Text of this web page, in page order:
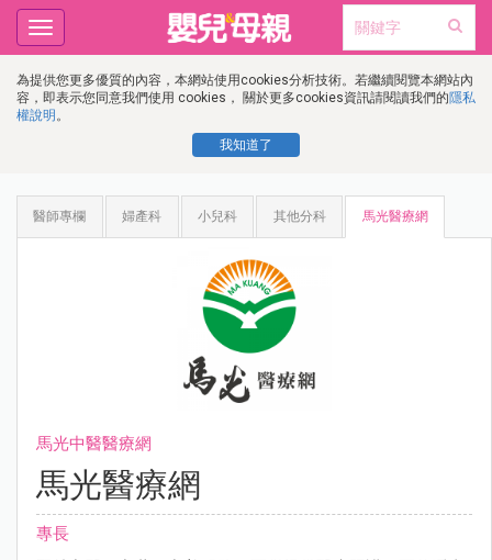
為提供您更多優質的內容，本網站使用cookies分析技術。若繼續閱覽本網站內
容，即表示您同意我們使用 cookies， 關於更多cookies資訊請閱讀我們的隱私
權說明 。
我知道了
Toggle
navigation
醫師專欄 婦產科 小兒科 其他分科 馬光醫療網
馬光中醫醫療網
馬光醫療網
專長